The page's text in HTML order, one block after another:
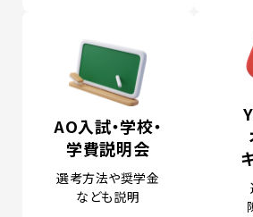
AO入試・学校・
学費説明会
選考方法や奨学金
なども説明